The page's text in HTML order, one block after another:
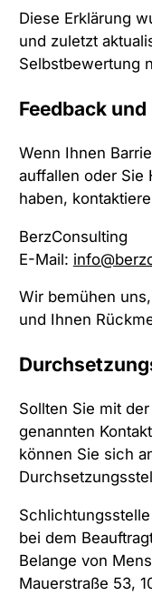
Diese Erklärung
und zuletzt
Selbstbewertung
Feedback
Wenn Ihnen
auffallen oder Sie
haben,
BerzConsulting
E-Mail:
Wir bemühen
und Ihnen
Sollten Sie mit
genannten
können Sie sich
Schlichtungsstelle
bei dem
Belange von
Mauerstraße 53,